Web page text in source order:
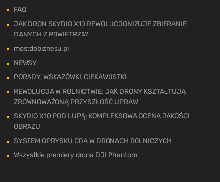
FAQ
JAK DRON SKYDIO X10 REWOLUCJONIZUJE ZBIERANIE
DANYCH Z POWIETRZA?
mostdobiznesu.pl
NEWSY
PORADY, WSKAZÓWKI, CIEKAWOSTKI
REWOLUCJA W ROLNICTWIE: JAK DRONY KSZTAŁTUJĄ
ZRÓWNOWAŻONĄ PRZYSZŁOŚĆ UPRAW
SKYDIO X10 POD LUPĄ: KOMPLEKSOWA OCENA JAKOŚCI
OBRAZU
SYSTEM OPRYSKU CDA W DRONACH ROLNICZYCH
Wszystkie premiery drona DJI Phantom